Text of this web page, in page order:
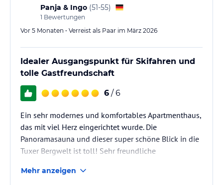
* Skiraum mit Skischuhtrockner und Skischuhheizung
* Bushaltestelle nur 50m vom Haus entfernt
* Kostenloser Sport- und Wanderbus
täglich kostenlos geführte Wanderungen
* Kostenloser Eintritt Freischwimmbad Finkenberg
Hinweis: Allgemeine und unverbindliche
ohne Gewähr und ohne Prüfung durch HolidayCheck. Bitte
lies vor der Buchung die verbindlichen Angebotsdetails
jeweiligen Veranstalters.
wohl…Panja & Ingo (51-55)
1 Bewertungen
Vor 5 Monaten • Verreist als Paar im März 2026
Idealer Ausgangspunkt für Skifahren und
tolle Gastfreundschaft
6 / 6
Ein sehr modernes und komfortables Apartmenthaus,
das mit viel Herz eingerichtet wurde. Die
Panoramasauna und dieser super schöne Blick in die
Tuxer Bergwelt ist toll! Sehr freundliche
Mehr anzeigen